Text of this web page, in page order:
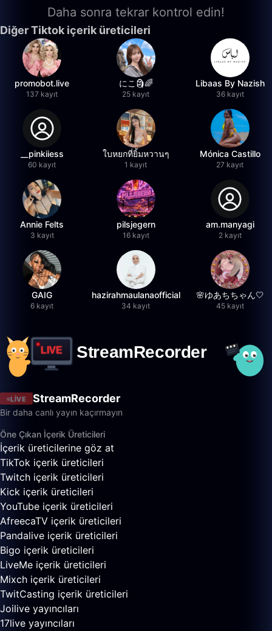
Daha sonra tekrar kontrol edin!
Diğer Tiktok içerik üreticileri
promobot.live
137 kayıt
にこ🗿🌈
25 kayıt
Libaas By Nazish
36 kayıt
__pinkiiess
60 kayıt
ใบหยกที่ยิ้มหวานๆ
1 kayıt
Mónica Castillo
27 kayıt
Annie Felts
3 kayıt
pilsjegern
16 kayıt
am.manyagi
2 kayıt
GAIG
6 kayıt
hazirahmaulanaofficial
34 kayıt
🌸ゆあちちゃん🤍
45 kayıt
LIVE StreamRecorder
Bir daha canlı yayın kaçırmayın
Öne Çıkan İçerik Üreticileri
İçerik üreticilerine göz at
TikTok içerik üreticileri
Twitch içerik üreticileri
Kick içerik üreticileri
YouTube içerik üreticileri
AfreecaTV içerik üreticileri
Pandalive içerik üreticileri
Bigo içerik üreticileri
LiveMe içerik üreticileri
Mixch içerik üreticileri
TwitCasting içerik üreticileri
Joilive yayıncıları
17live yayıncıları